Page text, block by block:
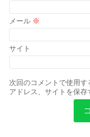
メール ※
サイト
次回のコメントで使用
アドレス、サイトを保存